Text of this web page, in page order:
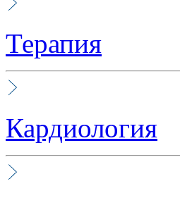
Терапия
Кардиология